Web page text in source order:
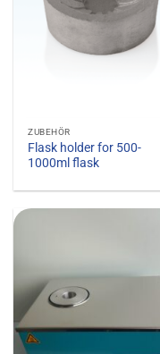
ZUBEHÖR
Flask holder for 500-
1000ml flask